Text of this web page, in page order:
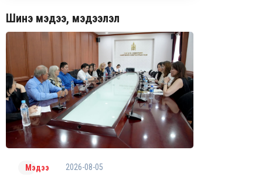
Шинэ мэдээ, мэдээлэл
Мэдээ 2026-08-05